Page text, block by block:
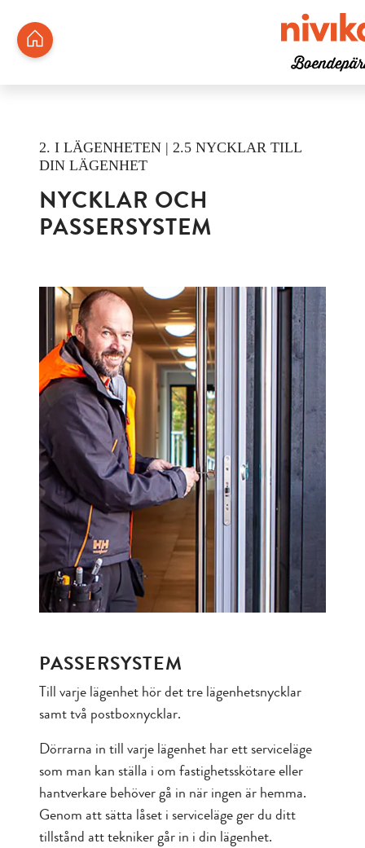
2. I LÄGENHETEN | 2.5 NYCKLAR TILL
DIN LÄGENHET
NYCKLAR OCH
PASSERSYSTEM
PASSERSYSTEM
Till varje lägenhet hör det tre lägenhetsnycklar
samt två postboxnycklar.
Dörrarna in till varje lägenhet har ett serviceläge
som man kan ställa i om fastighetsskötare eller
hantverkare behöver gå in när ingen är hemma.
Genom att sätta låset i serviceläge ger du ditt
tillstånd att tekniker går in i din lägenhet.